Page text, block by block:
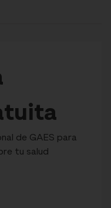
de GAES para
tu salud